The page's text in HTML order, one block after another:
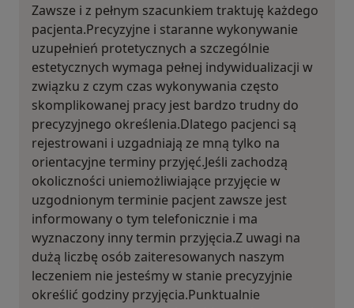
Zawsze i z pełnym szacunkiem traktuję każdego
pacjenta.Precyzyjne i staranne wykonywanie
uzupełnień protetycznych a szczególnie
estetycznych wymaga pełnej indywidualizacji w
związku z czym czas wykonywania często
skomplikowanej pracy jest bardzo trudny do
precyzyjnego określenia.Dlatego pacjenci są
rejestrowani i uzgadniają ze mną tylko na
orientacyjne terminy przyjęć.Jeśli zachodzą
okoliczności uniemożliwiające przyjęcie w
uzgodnionym terminie pacjent zawsze jest
informowany o tym telefonicznie i ma
wyznaczony inny termin przyjęcia.Z uwagi na
dużą liczbę osób zaiteresowanych naszym
leczeniem nie jesteśmy w stanie precyzyjnie
określić godziny przyjęcia.Punktualnie